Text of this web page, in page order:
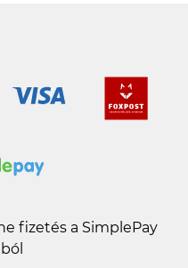
fizetés a SimplePay